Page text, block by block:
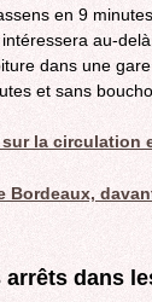
en 9
au-
dans une
et sans
la circulation
Bordeaux,
dans